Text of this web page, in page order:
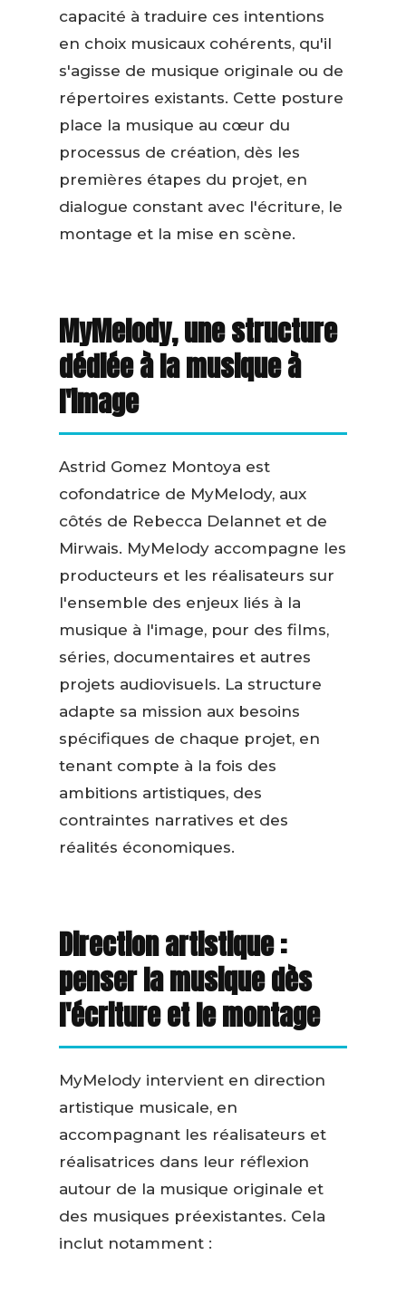
capacité à traduire ces intentions
en choix musicaux cohérents, qu'il
s'agisse de musique originale ou de
répertoires existants. Cette posture
place la musique au cœur du
processus de création, dès les
premières étapes du projet, en
dialogue constant avec l'écriture, le
montage et la mise en scène.
MyMelody, une structure
dédiée à la musique à
l'image
Astrid Gomez Montoya est
cofondatrice de MyMelody, aux
côtés de Rebecca Delannet et de
Mirwais. MyMelody accompagne les
producteurs et les réalisateurs sur
l'ensemble des enjeux liés à la
musique à l'image, pour des films,
séries, documentaires et autres
projets audiovisuels. La structure
adapte sa mission aux besoins
spécifiques de chaque projet, en
tenant compte à la fois des
ambitions artistiques, des
contraintes narratives et des
réalités économiques.
Direction artistique :
penser la musique dès
l'écriture et le montage
MyMelody intervient en direction
artistique musicale, en
accompagnant les réalisateurs et
réalisatrices dans leur réflexion
autour de la musique originale et
des musiques préexistantes. Cela
inclut notamment :